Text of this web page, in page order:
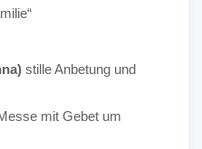
stille Anbetung und
mit Gebet um